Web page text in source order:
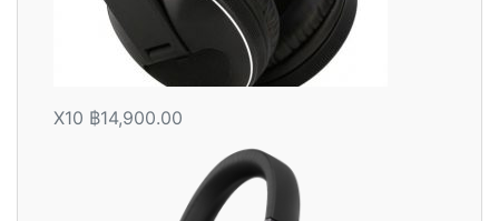
X10 ฿14,900.00